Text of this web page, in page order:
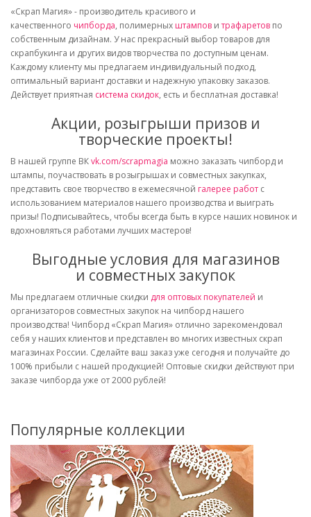
«Скрап Магия» - производитель красивого и
качественного чипборда, полимерных штампов итрафаретов по
собственным дизайнам. У нас прекрасный выбор товаров для
скрапбукинга и других видов творчества по доступным ценам.
Каждому клиенту мы предлагаем индивидуальный подход,
оптимальный вариант доставки и надежную упаковку заказов.
Действует приятная система скидок, есть и бесплатная доставка!
Акции, розыгрыши призов и
творческие проекты!
В нашей группе ВКvk.com/scrapmagia можно заказать чипборд и
штампы, поучаствовать в розыгрышах и совместных закупках,
представить свое творчество в ежемесячной галерее работ с
использованием материалов нашего производства и выиграть
призы! Подписывайтесь, чтобы всегда быть в курсе наших новинок и
вдохновляться работами лучших мастеров!
Выгодные условия для магазинов
и совместных закупок
Мы предлагаем отличные скидки для оптовых покупателей и
организаторов совместных закупок на чипборд нашего
производства! Чипборд «Скрап Магия» отлично зарекомендовал
себя у наших клиентов и представлен во многих известных скрап
магазинах России. Сделайте ваш заказ уже сегодня и получайте до
100% прибыли с нашей продукцией! Оптовые скидки действуют при
заказе чипборда уже от 2000 рублей!
Популярные коллекции